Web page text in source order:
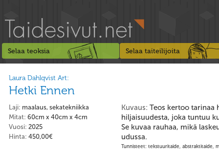
Selaa teoksia Selaa taiteilijoita
Laura Dahlqvist Art:
Hetki Ennen
Kuvaus: Teos kertoo tarinaa
hiljaisuudesta, joka tuntuu
Se kuvaa rauhaa, mikä
udussa.
Tunnisteet: tekstuuritaide, abstraktitaide,
Laji: maalaus, sekatekniikka
Mitat: 60cm x 40cm x 4cm
Vuosi: 2025
Hinta: 450,00€